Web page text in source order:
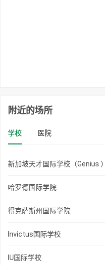
附近的场所
学校 医院
新加坡天才国际学校（Genius ）
哈罗德国际学院
得克萨斯州国际学院
Invictus国际学校
IU国际学校